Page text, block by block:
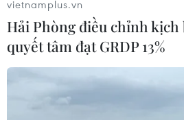
vietnamplus.vn
Hải Phòng điều chỉnh
quyết tâm đạt GRDP 13%